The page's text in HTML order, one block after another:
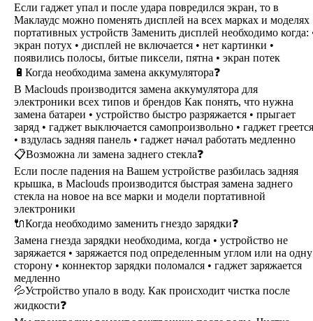
Если гаджет упал и после удара повредился экран, то в
Маклаудс можно поменять дисплей на всех марках и моделях
портативных устройств Заменить дисплей необходимо когда:
экран потух • дисплей не включается • нет картинки •
появились полосы, битые пиксели, пятна • экран потек
🔋Когда необходима замена аккумулятора❓
В Maclouds производится замена аккумулятора для
электроники всех типов и брендов Как понять, что нужна
замена батареи • устройство быстро разряжается • прыгает
заряд • гаджет выключается самопроизвольно • гаджет греется
• вздулась задняя панель • гаджет начал работать медленно
📋Возможна ли замена заднего стекла❓
Если после падения на Вашем устройстве разбилась задняя
крышка, в Maclouds производится быстрая замена заднего
стекла на новое на все марки и модели портативной
электроники
🔌Когда необходимо заменить гнездо зарядки❓
Замена гнезда зарядки необходима, когда • устройство не
заряжается • заряжается под определенным углом или на одну
сторону • коннектор зарядки поломался • гаджет заряжается
медленно
💦Устройство упало в воду. Как происходит чистка после
жидкости❓